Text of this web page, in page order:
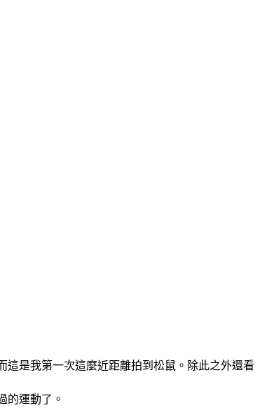
是我第一次這麼近距離拍到松鼠。除此之外還看
的運動了。